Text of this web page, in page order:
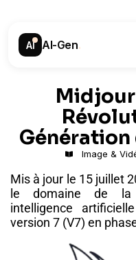
AI AI-Gen.
Génération
Image &
Mis à jour le 15 juillet
le domaine de la
intelligence
version 7 (V7) en